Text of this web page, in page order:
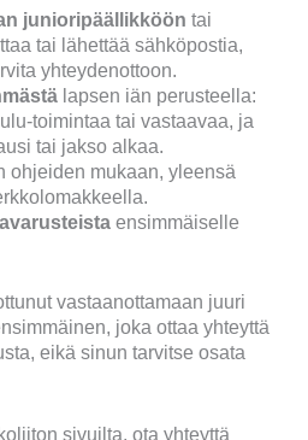
junioripäällikköön tai
tai lähettää sähköpostia,
yhteydenottoon.
lapsen iän perusteella:
toimintaa tai vastaavaa, ja
tai jakso alkaa.
ohjeiden mukaan, yleensä
ensimmäiselle
vastaanottamaan juuri
joka ottaa yhteyttä
eikä sinun tarvitse osata
sivuilta, ota yhteyttä